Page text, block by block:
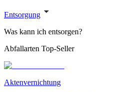
Entsorgung
Was kann ich entsorgen?
Abfallarten Top-Seller
Aktenvernichtung